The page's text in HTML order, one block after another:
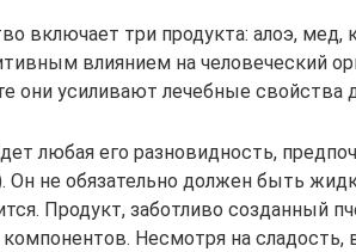
включает три продукта: алоэ, мед,
влиянием на человеческий
они усиливают лечебные свойства
любая его разновидность,
Он не обязательно должен быть
Продукт, заботливо созданный
Несмотря на сладость,